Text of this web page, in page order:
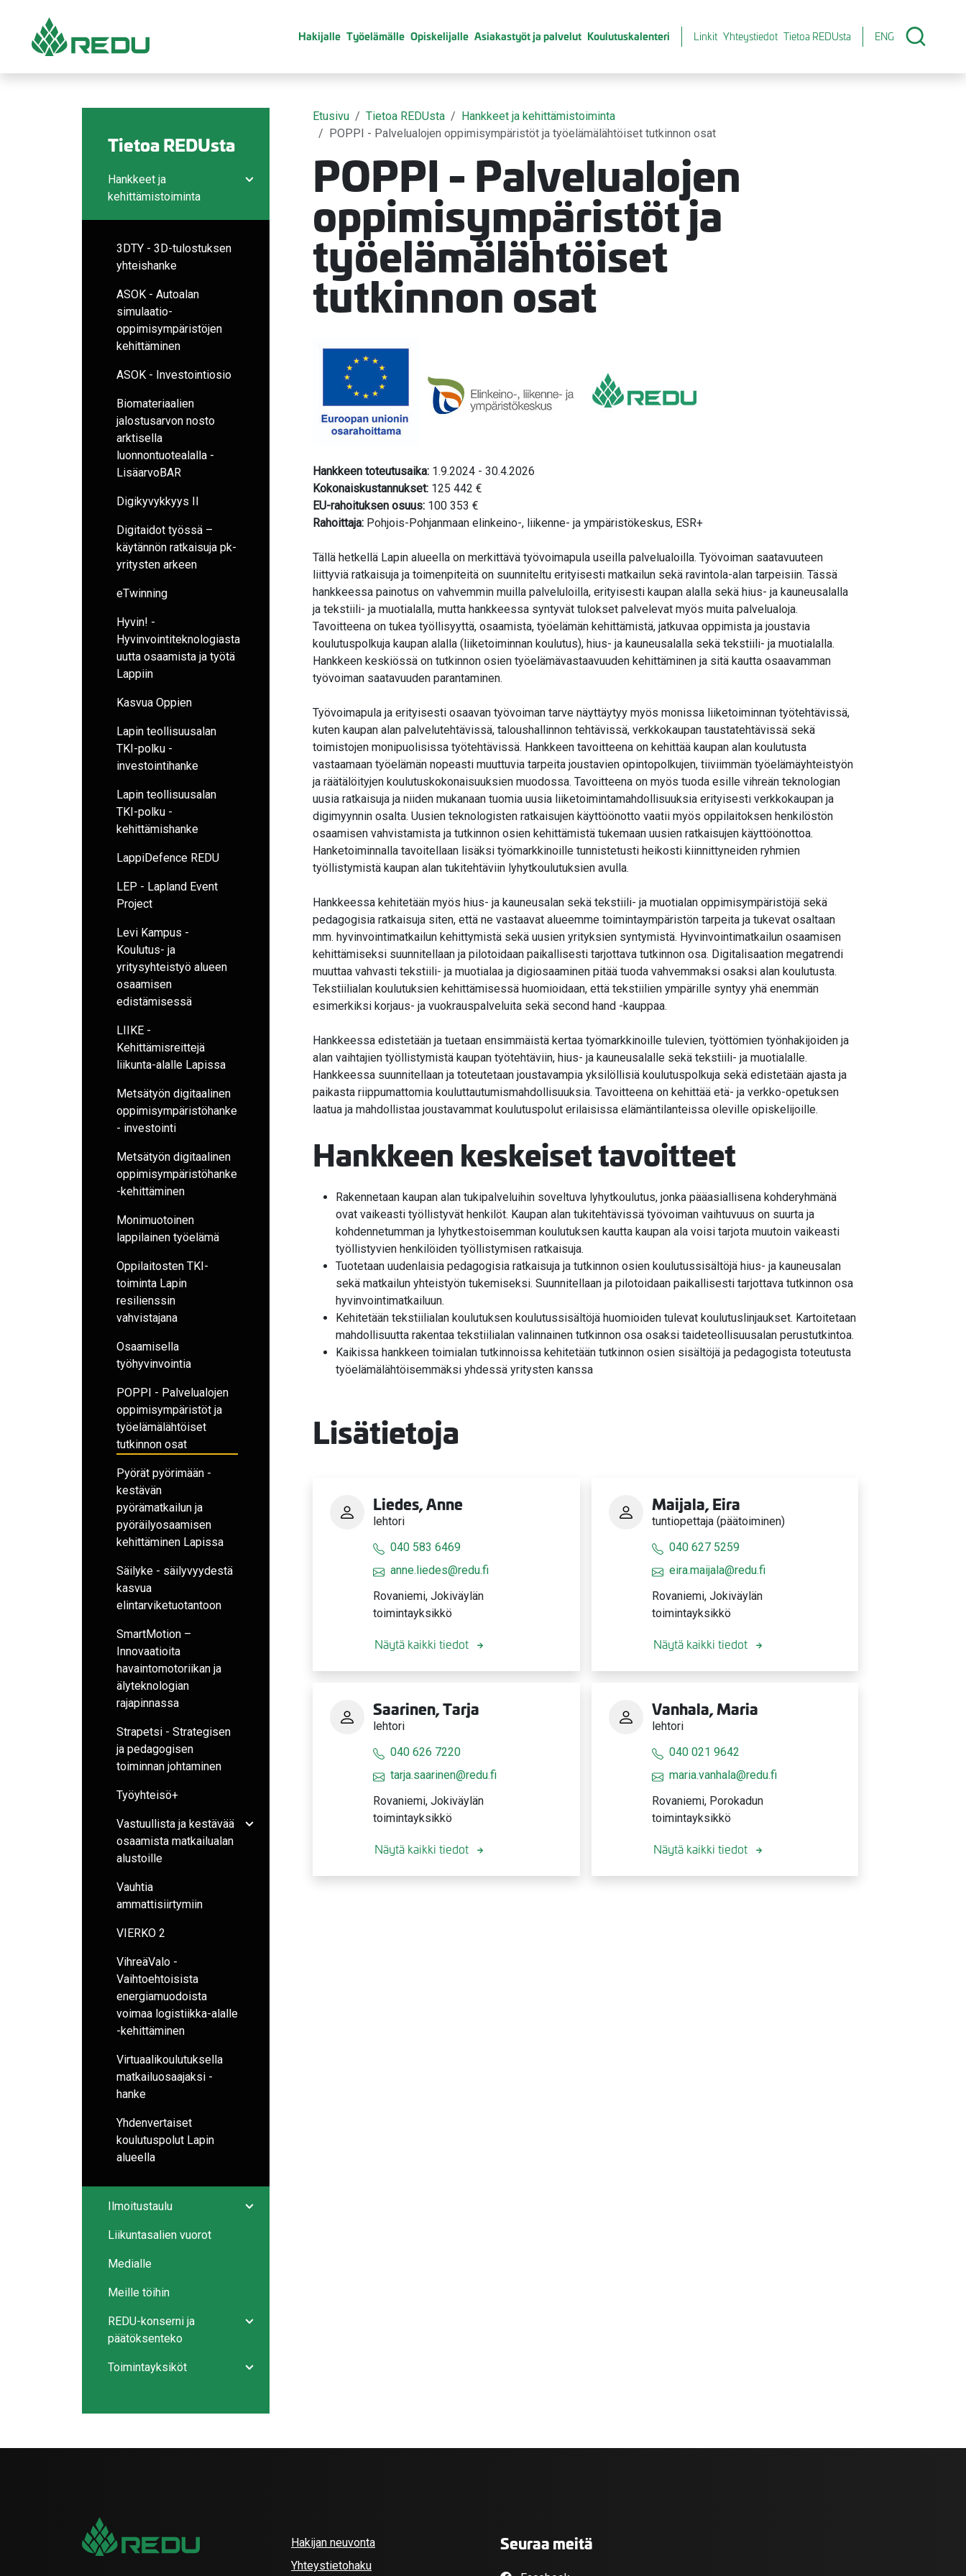
Hakijalle Työelämälle Opiskelijalle Asiakastyöt ja palvelut Koulutuskalenteri Linkit Yhteystiedot Tietoa REDUsta ENG
Tietoa REDUsta
Avaa/sulje alavalikko
Hankkeet ja
kehittämistoiminta
3DTY - 3D-tulostuksen
yhteishanke
ASOK - Autoalan
simulaatio-
oppimisympäristöjen
kehittäminen
ASOK - Investointiosio
Biomateriaalien
jalostusarvon nosto
arktisella
luonnontuotealalla -
LisäarvoBAR
Digikyvykkyys II
Digitaidot työssä –
käytännön ratkaisuja pk-
yritysten arkeen
eTwinning
Hyvin! -
Hyvinvointiteknologiasta
uutta osaamista ja työtä
Lappiin
Kasvua Oppien
Lapin teollisuusalan
TKI-polku -
investointihanke
Lapin teollisuusalan
TKI-polku -
kehittämishanke
LappiDefence REDU
LEP - Lapland Event
Project
Levi Kampus -
Koulutus- ja
yritysyhteistyö alueen
osaamisen
edistämisessä
LIIKE -
Kehittämisreittejä
liikunta-alalle Lapissa
Metsätyön digitaalinen
oppimisympäristöhanke
- investointi
Metsätyön digitaalinen
oppimisympäristöhanke
-kehittäminen
Monimuotoinen
lappilainen työelämä
Oppilaitosten TKI-
toiminta Lapin
resilienssin
vahvistajana
Osaamisella
työhyvinvointia
POPPI - Palvelualojen
oppimisympäristöt ja
työelämälähtöiset
tutkinnon osat
Pyörät pyörimään -
kestävän
pyörämatkailun ja
pyöräilyosaamisen
kehittäminen Lapissa
Säilyke - säilyvyydestä
kasvua
elintarviketuotantoon
SmartMotion –
Innovaatioita
havaintomotoriikan ja
älyteknologian
rajapinnassa
Strapetsi - Strategisen
ja pedagogisen
toiminnan johtaminen
Työyhteisö+
Vastuullista ja kestävää
osaamista matkailualan
alustoille
Vauhtia
ammattisiirtymiin
VIERKO 2
VihreäValo -
Vaihtoehtoisista
energiamuodoista
voimaa logistiikka-alalle
-kehittäminen
Virtuaalikoulutuksella
matkailuosaajaksi -
hanke
Yhdenvertaiset
koulutuspolut Lapin
alueella
Ilmoitustaulu
Liikuntasalien vuorot
Medialle
Meille töihin
REDU-konserni ja
päätöksenteko
Toimintayksiköt
Etusivu Tietoa REDUsta
Hankkeet ja kehittämistoiminta
POPPI - Palvelualojen oppimisympäristöt ja työelämälähtöiset tutkinnon osat
POPPI - Palvelualojen
oppimisympäristöt ja
työelämälähtöiset
tutkinnon osat
Hankkeen toteutusaika: 1.9.2024 - 30.4.2026
Kokonaiskustannukset: 125 442 €
EU-rahoituksen osuus: 100 353 €
Rahoittaja: Pohjois-Pohjanmaan elinkeino-, liikenne- ja ympäristökeskus, ESR+
Tällä hetkellä Lapin alueella on merkittävä työvoimapula useilla palvelualoilla. Työvoiman saatavuuteen
liittyviä ratkaisuja ja toimenpiteitä on suunniteltu erityisesti matkailun sekä ravintola-alan tarpeisiin. Tässä
hankkeessa painotus on vahvemmin muilla palveluloilla, erityisesti kaupan alalla sekä hius- ja kauneusalalla
ja tekstiili- ja muotialalla, mutta hankkeessa syntyvät tulokset palvelevat myös muita palvelualoja.
Tavoitteena on tukea työllisyyttä, osaamista, työelämän kehittämistä, jatkuvaa oppimista ja joustavia
koulutuspolkuja kaupan alalla (liiketoiminnan koulutus), hius- ja kauneusalalla sekä tekstiili- ja muotialalla.
Hankkeen keskiössä on tutkinnon osien työelämävastaavuuden kehittäminen ja sitä kautta osaavamman
työvoiman saatavuuden parantaminen.
Työvoimapula ja erityisesti osaavan työvoiman tarve näyttäytyy myös monissa liiketoiminnan työtehtävissä,
kuten kaupan alan palvelutehtävissä, taloushallinnon tehtävissä, verkkokaupan taustatehtävissä sekä
toimistojen monipuolisissa työtehtävissä. Hankkeen tavoitteena on kehittää kaupan alan koulutusta
vastaamaan työelämän nopeasti muuttuvia tarpeita joustavien opintopolkujen, tiiviimmän työelämäyhteistyön
ja räätälöityjen koulutuskokonaisuuksien muodossa. Tavoitteena on myös tuoda esille vihreän teknologian
uusia ratkaisuja ja niiden mukanaan tuomia uusia liiketoimintamahdollisuuksia erityisesti verkkokaupan ja
digimyynnin osalta. Uusien teknologisten ratkaisujen käyttöönotto vaatii myös oppilaitoksen henkilöstön
osaamisen vahvistamista ja tutkinnon osien kehittämistä tukemaan uusien ratkaisujen käyttöönottoa.
Hanketoiminnalla tavoitellaan lisäksi työmarkkinoille tunnistetusti heikosti kiinnittyneiden ryhmien
työllistymistä kaupan alan tukitehtäviin lyhytkoulutuksien avulla.
Hankkeessa kehitetään myös hius- ja kauneusalan sekä tekstiili- ja muotialan oppimisympäristöjä sekä
pedagogisia ratkaisuja siten, että ne vastaavat alueemme toimintaympäristön tarpeita ja tukevat osaltaan
mm. hyvinvointimatkailun kehittymistä sekä uusien yrityksien syntymistä. Hyvinvointimatkailun osaamisen
kehittämiseksi suunnitellaan ja pilotoidaan paikallisesti tarjottava tutkinnon osa. Digitalisaation megatrendi
muuttaa vahvasti tekstiili- ja muotialaa ja digiosaaminen pitää tuoda vahvemmaksi osaksi alan koulutusta.
Tekstiilialan koulutuksien kehittämisessä huomioidaan, että tekstiilien ympärille syntyy yhä enemmän
esimerkiksi korjaus- ja vuokrauspalveluita sekä second hand -kauppaa.
Hankkeessa edistetään ja tuetaan ensimmäistä kertaa työmarkkinoille tulevien, työttömien työnhakijoiden ja
alan vaihtajien työllistymistä kaupan työtehtäviin, hius- ja kauneusalalle sekä tekstiili- ja muotialalle.
Hankkeessa suunnitellaan ja toteutetaan joustavampia yksilöllisiä koulutuspolkuja sekä edistetään ajasta ja
paikasta riippumattomia kouluttautumismahdollisuuksia. Tavoitteena on kehittää etä- ja verkko-opetuksen
laatua ja mahdollistaa joustavammat koulutuspolut erilaisissa elämäntilanteissa oleville opiskelijoille.
Hankkeen keskeiset tavoitteet
Rakennetaan kaupan alan tukipalveluihin soveltuva lyhytkoulutus, jonka pääasiallisena kohderyhmänä
ovat vaikeasti työllistyvät henkilöt. Kaupan alan tukitehtävissä työvoiman vaihtuvuus on suurta ja
kohdennetumman ja lyhytkestoisemman koulutuksen kautta kaupan ala voisi tarjota muutoin vaikeasti
työllistyvien henkilöiden työllistymisen ratkaisuja.
Tuotetaan uudenlaisia pedagogisia ratkaisuja ja tutkinnon osien koulutussisältöjä hius- ja kauneusalan
sekä matkailun yhteistyön tukemiseksi. Suunnitellaan ja pilotoidaan paikallisesti tarjottava tutkinnon osa
hyvinvointimatkailuun.
Kehitetään tekstiilialan koulutuksen koulutussisältöjä huomioiden tulevat koulutuslinjaukset. Kartoitetaan
mahdollisuutta rakentaa tekstiilialan valinnainen tutkinnon osa osaksi taideteollisuusalan perustutkintoa.
Kaikissa hankkeen toimialan tutkinnoissa kehitetään tutkinnon osien sisältöjä ja pedagogista toteutusta
työelämälähtöisemmäksi yhdessä yritysten kanssa
Lisätietoja
Liedes, Anne
lehtori
040 583 6469
anne.liedes@redu.fi
Rovaniemi, Jokiväylän
toimintayksikkö
Näytä kaikki tiedot
Maijala, Eira
tuntiopettaja (päätoiminen)
040 627 5259
eira.maijala@redu.fi
Rovaniemi, Jokiväylän
toimintayksikkö
Näytä kaikki tiedot
Saarinen, Tarja
lehtori
040 626 7220
tarja.saarinen@redu.fi
Rovaniemi, Jokiväylän
toimintayksikkö
Näytä kaikki tiedot
Vanhala, Maria
lehtori
040 021 9642
maria.vanhala@redu.fi
Rovaniemi, Porokadun
toimintayksikkö
Näytä kaikki tiedot
Hakijan neuvonta
Yhteystietohaku
Seuraa meitä